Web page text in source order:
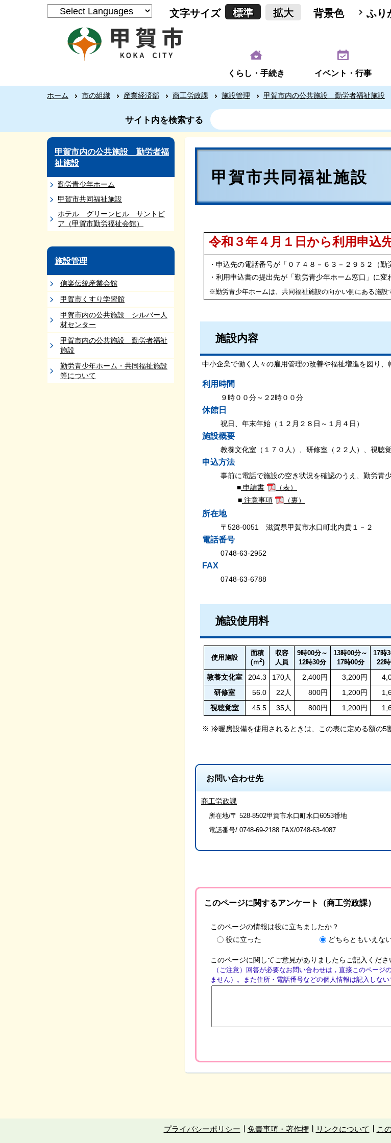
文字サイズ 標準 拡大 背景色 ふり
くらし・手続き イベント・行事
ホーム 市の組織 産業経済部 商工労政課 施設管理 甲賀市内の公共施設 勤労者福祉施設
サイト内を検索する
甲賀市内の公共施設 勤労者福
祉施設
勤労青少年ホーム
甲賀市共同福祉施設
ホテル グリーンヒル サントピ
ア（甲賀市勤労福祉会館）
施設管理
信楽伝統産業会館
甲賀市くすり学習館
甲賀市内の公共施設 シルバー人
材センター
甲賀市内の公共施設 勤労者福祉
施設
勤労青少年ホーム・共同福祉施設
等について
甲賀市共同福祉施設
令和３年４月１日から利用申込
・申込先の電話番号が「０７４８－６３－２９５２
・利用申込書の提出先が「勤労青少年ホーム窓口」に変
※勤労青少年ホームは、共同福祉施設の向かい側にある施設
施設内容
中小企業で働く人々の雇用管理の改善や福祉増進を図り
利用時間
９時００分～ ２2時００分
休館日
祝日、年末年始（１２月２８日～１月４日）
施設概要
教養文化室（１７０人）、研修室（２２人）、視聴覚
申込方法
事前に電話で施設の空き状況を確認のうえ、勤労青
■ 申請書
（表）
■ 注意事項 （裏）
所在地
〒528-0051 滋賀県甲賀市水口町北内貴１－２
電話番号
0748-63-2952
FAX
0748-63-6788
施設使用料
使用施設
面積
(ｍ2)
収容
人員
9時00分～
12時30分
13時00分～
17時00分
17時
22
教養文化室 204.3 170人 2,400円 3,200円
研修室
56.0 22人 800円 1,200円
視聴覚室
45.5 35人 800円 1,200円
※ 冷暖房設備を使用されるときは、この表に定める額の5
お問い合わせ先
商工労政課
所在地/〒 528-8502甲賀市水口町水口6053番地
電話番号/ 0748-69-2188 FAX/0748-63-4087
このページに関するアンケート（商工労政課）
このページの情報は役に立ちましたか？
役に立った
どちらともいえな
このページに関してご意見がありましたらご記入くださ
（ご注意）回答が必要なお問い合わせは，直接このペー
ません）。また住所・電話番号などの個人情報は記入しな
プライバシーポリシー 免責事項・著作権 リンクについて こ